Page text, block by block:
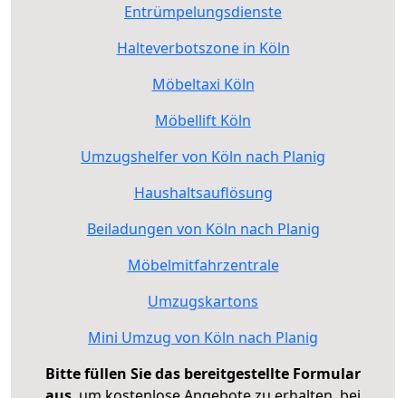
Entrümpelungsdienste
Halteverbotszone in Köln
Möbeltaxi Köln
Möbellift Köln
Umzugshelfer von Köln nach Planig
Haushaltsauflösung
Beiladungen von Köln nach Planig
Möbelmitfahrzentrale
Umzugskartons
Mini Umzug von Köln nach Planig
Bitte füllen Sie das bereitgestellte Formular